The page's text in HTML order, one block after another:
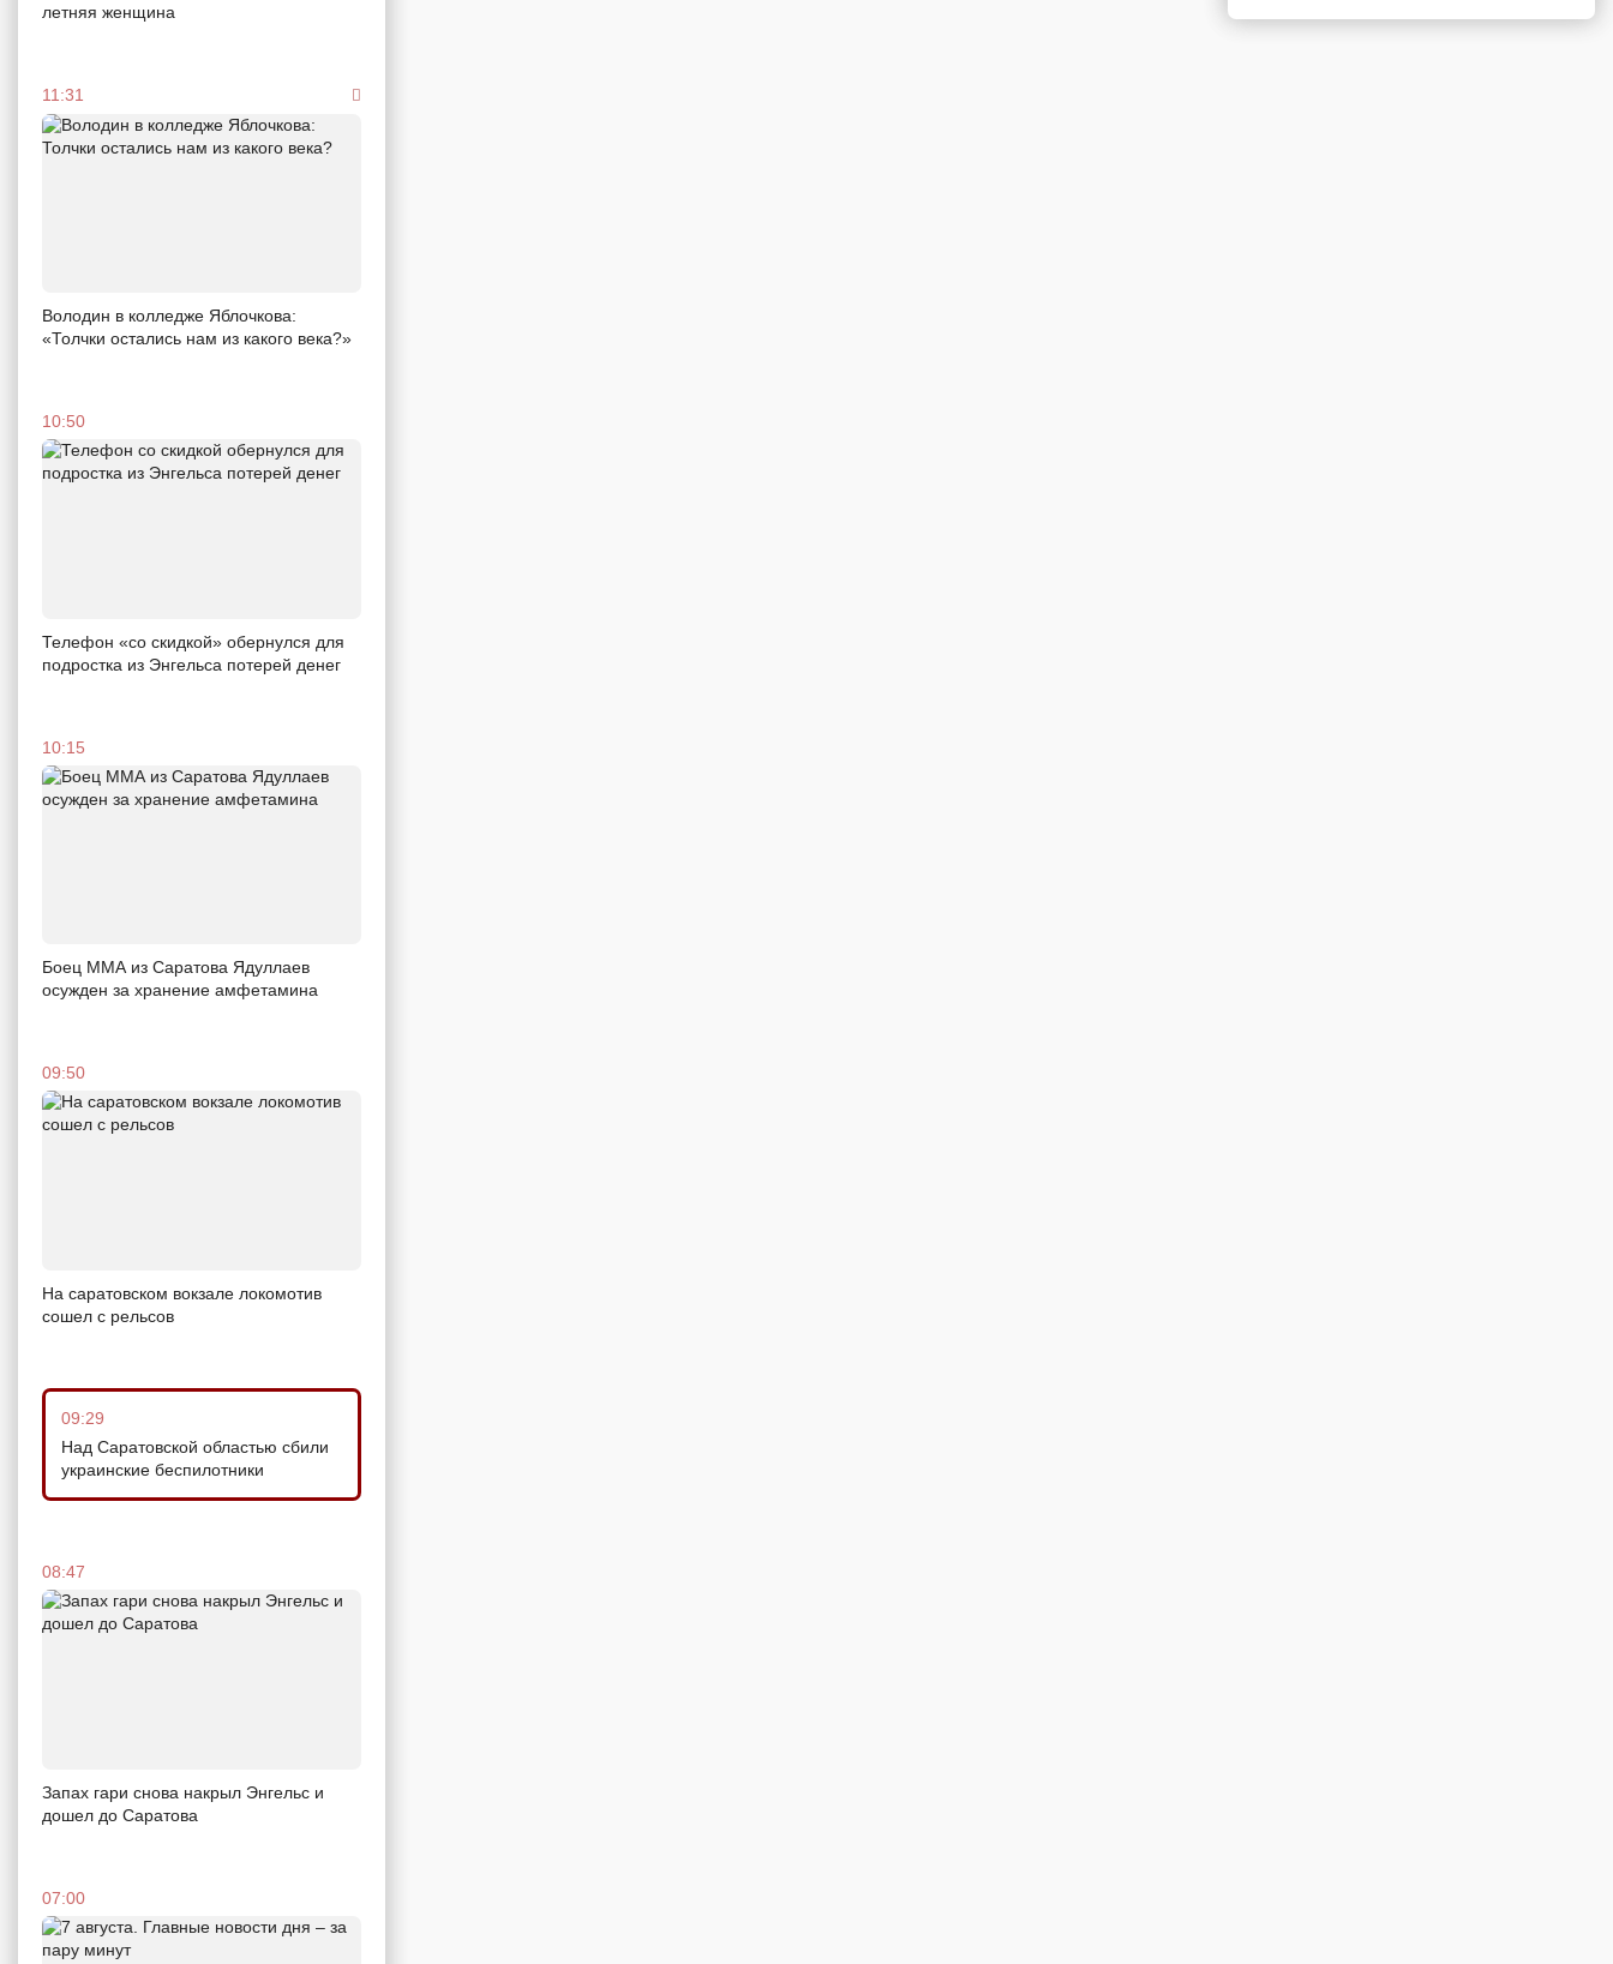
летняя женщина
11:31
Володин в колледже Яблочкова:
«Толчки остались нам из какого века?»
10:50
Телефон «со скидкой» обернулся для
подростка из Энгельса потерей денег
10:15
Боец ММА из Саратова Ядуллаев
осужден за хранение амфетамина
09:50
На саратовском вокзале локомотив
сошел с рельсов
09:29
Над Саратовской областью сбили
украинские беспилотники
08:47
Запах гари снова накрыл Энгельс и
дошел до Саратова
07:00